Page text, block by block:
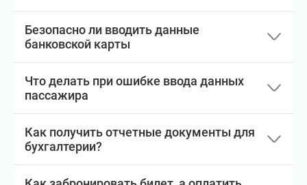
Безопасно ли вводить данные
банковской карты
Что делать при ошибке ввода данных
пассажира
Как получить отчетные документы для
бухгалтерии?